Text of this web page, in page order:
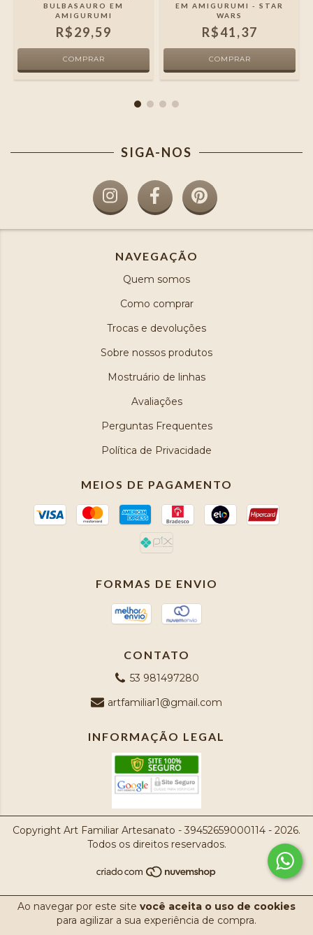
Ao navegar por este site você aceita o uso de cookies
para agilizar a sua experiência de compra.
BULBASAURO EM
AMIGURUMI
R$29,59
EM AMIGURUMI - STAR
WARS
R$41,37
SIGA-NOS
NAVEGAÇÃO
Quem somos
Como comprar
Trocas e devoluções
Sobre nossos produtos
Mostruário de linhas
Avaliações
Perguntas Frequentes
Política de Privacidade
MEIOS DE PAGAMENTO
FORMAS DE ENVIO
CONTATO
53 981497280
artfamiliar1@gmail.com
INFORMAÇÃO LEGAL
Copyright Art Familiar Artesanato - 39452659000114 - 2026.
Todos os direitos reservados.